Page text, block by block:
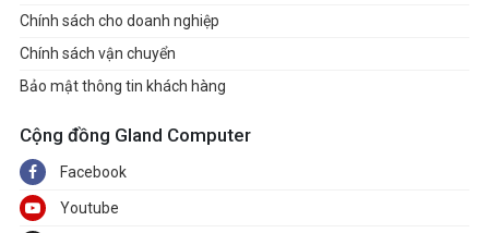
RAID 0, RAID 1, RAID 5, and
storage devices
Realtek® 2.5GbE LAN chip
Chính sách cho doanh nghiệp
Chính sách vận chuyển
Bảo mật thông tin khách hàng
Cộng đồng Gland Computer
Facebook
Youtube